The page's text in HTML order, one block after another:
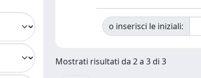
o inserisci le iniziali:
Mostrati risultati da 2 a 3 di 3